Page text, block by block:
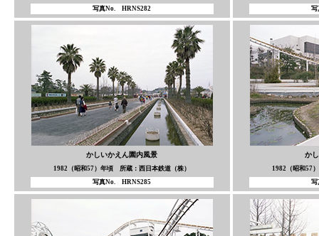
写真No. HRNS282
かしいかえん園内風景
1982（昭和57）年頃 所蔵：西日本鉄道（株）
写真No. HRNS285
か
1982（昭和57